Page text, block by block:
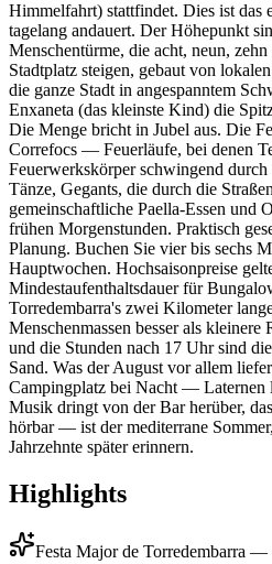
Himmelfahrt) stattfindet. Dies ist das
tagelang andauert. Der Höhepunkt
Menschentürme, die acht, neun,
Stadtplatz steigen, gebaut von
die ganze Stadt in angespanntem
Enxaneta (das kleinste Kind) die
Die Menge bricht in Jubel aus. Die
Correfocs — Feuerläufe, bei denen
Feuerwerkskörper schwingend
Tänze, Gegants, die durch die
gemeinschaftliche Paella-Essen und
frühen Morgenstunden. Praktisch
Planung. Buchen Sie vier bis sechs
Hauptwochen. Hochsaisonpreise
Mindestaufenthaltsdauer für
Torredembarra's zwei Kilometer
Menschenmassen besser als
und die Stunden nach 17 Uhr sind
Sand. Was der August vor allem
Campingplatz bei Nacht — Laternen
Musik dringt von der Bar herüber,
hörbar — ist der mediterrane
Jahrzehnte später erinnern.
Highlights
Festa Major de Torredembarra —